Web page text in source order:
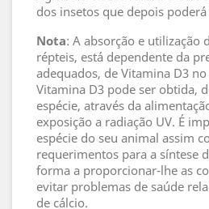
dos insetos que depois
Nota: A absorção e utilização
répteis, está dependente da
adequados, de Vitamina D3
Vitamina D3 pode ser obtida,
espécie, através da
exposição a radiação UV. É
espécie do seu animal assim
requerimentos para a síntese
forma a proporcionar-lhe as
evitar problemas de saúde
de cálcio.